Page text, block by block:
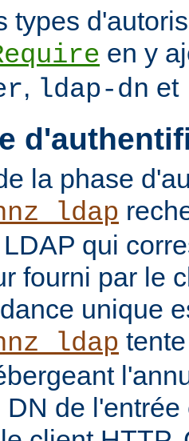
types
en y
, ldap-dn et
la phase
qui
fourni par le
unique
DN de